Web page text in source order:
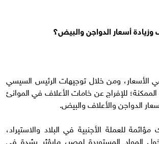
وزيادة أسعار الدواجن والبيض؟
الأسعار، ومن خلال توجيهات الرئيس السيسي
الممكنة؛ للإفراج عن خامات الأعلاف في الموانئ
الدواجن والأعلاف والبيض.
للعملة الأجنبية في البلاد والاستيراد،
المواد المستوردة لمصر، مايؤثر بشدة في